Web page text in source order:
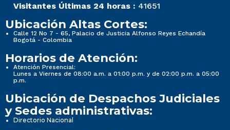
Visitantes Últimas 24 horas : 41651
Ubicación Altas Cortes:
Calle 12 No 7 - 65, Palacio de Justicia Alfonso Reyes Echandía
Bogotá - Colombia
Horarios de Atención:
Atención Presencial:
Lunes a Viernes de 08:00 a.m. a 01:00 p.m. y de 02:00 p.m. a 05:00
p.m.
Ubicación de Despachos Judiciales
y Sedes administrativas:
Directorio Nacional